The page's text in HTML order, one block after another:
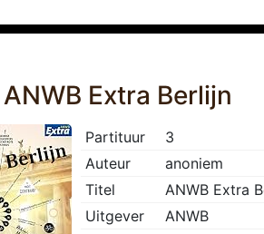
ANWB Extra Berlijn
Partituur
3
Auteur
anoniem
Titel
ANWB Extra
Uitgever
ANWB